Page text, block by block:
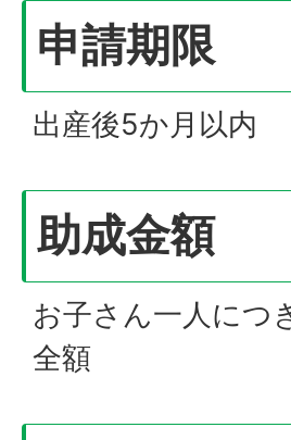
申請期限
出産後5か月以内
助成金額
お子さん一人につ
全額